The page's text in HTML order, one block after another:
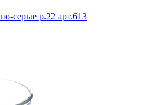
серые р.22 арт.613